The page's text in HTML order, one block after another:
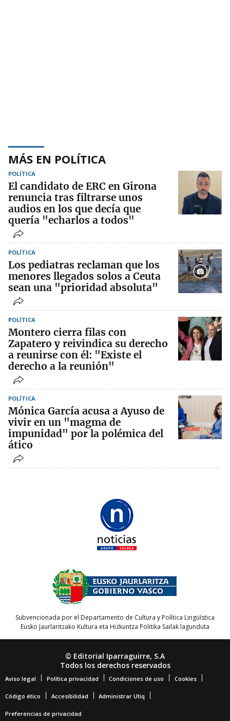
MÁS EN POLÍTICA
POLÍTICA
El candidato de ERC en Girona
renuncia tras filtrarse unos
audios en los que decía que
quería "echarlos a todos"
POLÍTICA
Los pediatras reclaman que los
menores llegados solos a Ceuta
sean una "prioridad absoluta"
POLÍTICA
Montero cierra filas con
Zapatero y reivindica su derecho
a reunirse con él: "Existe el
derecho a la reunión"
POLÍTICA
Mónica García acusa a Ayuso de
vivir en un "magma de
impunidad" por la polémica del
ático
Subvencionada por el Departamento de Cultura y Política Lingüística
Eusko Jaurlaritzako Kultura eta Hizkuntza Politika Sailak lagunduta
© Editorial Iparraguirre, S.A
Todos los derechos reservados
Aviso legal Política privacidad Condiciones de uso Cookies
Código ético Accesibilidad Administrar Utiq
Preferencias de privacidad